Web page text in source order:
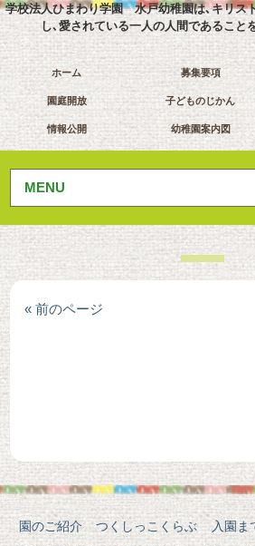
学校法人ひまわり学園 水戸幼稚園は､キリス
し､愛されている一人の人間であること
ホーム 募集要項
園庭開放 子どものじかん
情報公開 幼稚園案内図
MENU
« 前のページ
園のご紹介 つくしっこくらぶ 入園ま